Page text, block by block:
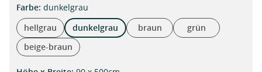
Farbeauswählen
: dunkelgrau
hellgrau
dunkelgrau braun
grün
beige-braun